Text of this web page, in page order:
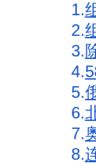
1.
2.
3.
4.
5.
6.
7.
8.